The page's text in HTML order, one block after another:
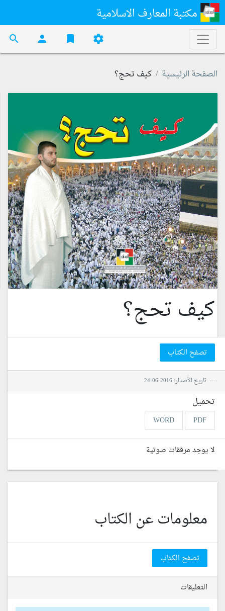
مكتبة المعارف الاسلامية
settings
bookmark
person
search
الصفحة الرئيسية كيف تحج؟
كيف تحج؟
تصفح الكتاب
تاريخ الأصدار: 2016-06-24
تحميل
PDF
WORD
لا يوجد مرفقات صوتية
معلومات عن الكتاب
تصفح الكتاب
التعليقات